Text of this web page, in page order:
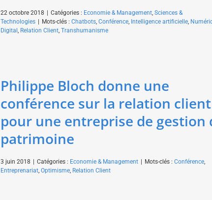
22 octobre 2018 Catégories : Economie & Management, Sciences &
Technologies
Mots-clés : Chatbots, Conférence, Intelligence artificielle,
Digital , Relation Client, Transhumanisme
Philippe Bloch donne une
conférence sur la relation client
pour une entreprise de gestion
patrimoine
3 juin 2018 | Catégories : Economie & Management | Mots-clés : Conférence
Entreprenariat Optimisme Relation Client